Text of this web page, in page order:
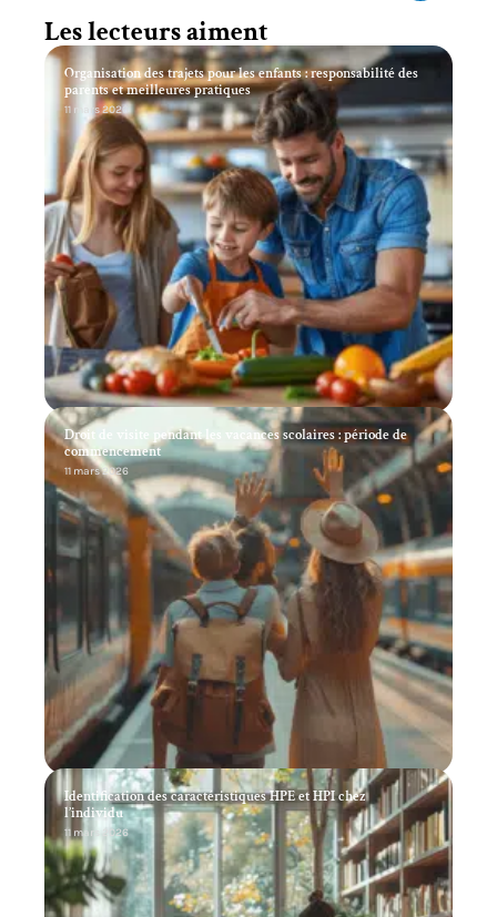
Les lecteurs aiment
Organisation des trajets pour les enfants : responsabilité des
parents et meilleures pratiques
11 mars 2026
Droit de visite pendant les vacances scolaires : période de
commencement
11 mars 2026
Identification des caractéristiques HPE et HPI chez
l’individu
11 mars 2026